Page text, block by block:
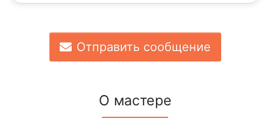
Отправить сообщение
О мастере